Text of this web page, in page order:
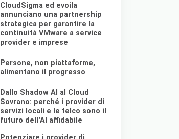
CloudSigma ed evoila
annunciano una partnership
strategica per garantire la
continuità VMware a service
provider e imprese
Persone, non piattaforme,
alimentano il progresso
Dallo Shadow AI al Cloud
Sovrano: perché i provider di
servizi locali e le telco sono il
futuro dell'AI affidabile